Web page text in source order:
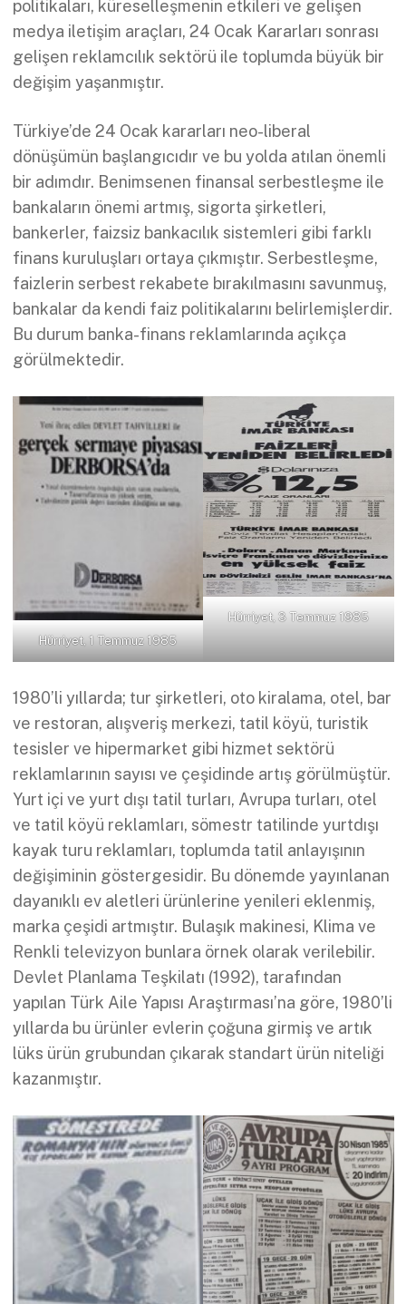
politikaları, küreselleşmenin etkileri ve gelişen
medya iletişim araçları, 24 Ocak Kararları sonrası
gelişen reklamcılık sektörü ile toplumda büyük bir
değişim yaşanmıştır.
Türkiye’de 24 Ocak kararları neo-liberal
dönüşümün başlangıcıdır ve bu yolda atılan önemli
bir adımdır. Benimsenen finansal serbestleşme ile
bankaların önemi artmış, sigorta şirketleri,
bankerler, faizsiz bankacılık sistemleri gibi farklı
finans kuruluşları ortaya çıkmıştır. Serbestleşme,
faizlerin serbest rekabete bırakılmasını savunmuş,
bankalar da kendi faiz politikalarını belirlemişlerdir.
Bu durum banka-finans reklamlarında açıkça
görülmektedir.
Hürriyet, 1 Temmuz 1985
Hürriyet, 3 Temmuz 1985
1980’li yıllarda; tur şirketleri, oto kiralama, otel, bar
ve restoran, alışveriş merkezi, tatil köyü, turistik
tesisler ve hipermarket gibi hizmet sektörü
reklamlarının sayısı ve çeşidinde artış görülmüştür.
Yurt içi ve yurt dışı tatil turları, Avrupa turları, otel
ve tatil köyü reklamları, sömestr tatilinde yurtdışı
kayak turu reklamları, toplumda tatil anlayışının
değişiminin göstergesidir. Bu dönemde yayınlanan
dayanıklı ev aletleri ürünlerine yenileri eklenmiş,
marka çeşidi artmıştır. Bulaşık makinesi, Klima ve
Renkli televizyon bunlara örnek olarak verilebilir.
Devlet Planlama Teşkilatı (1992), tarafından
yapılan Türk Aile Yapısı Araştırması’na göre, 1980’li
yıllarda bu ürünler evlerin çoğuna girmiş ve artık
lüks ürün grubundan çıkarak standart ürün niteliği
kazanmıştır.